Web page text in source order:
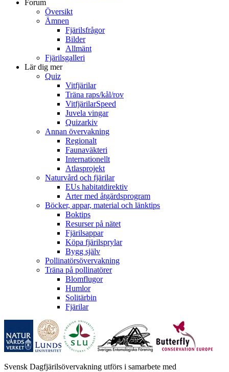
Forum
Översikt
Ämnen
Fjärilsfrågor
Bilder
Allmänt
Fjärilsgalleri
Lär dig mer
Quiz
Vitfjärilar
Träna raps/kål/rov
VitfjärilarSpeed
Juvela vingar
Quizarkiv
Annan övervakning
Regionalt
Faunaväkteri
Internationellt
Atlasprojekt
Naturvård och fjärilar
EUs habitatdirektiv
Arter med åtgärdsprogram
Böcker, appar, material och länktips
Boktips
Resurser på nätet
Fjärilsappar
Köpa fjärilsprylar
Bygg själv
Pollinatörsövervakning
Träna på pollinatörer
Blomflugor
Humlor
Solitärbin
Fjärilar
Svensk Dagfjärilsövervakning utförs i samarbete med